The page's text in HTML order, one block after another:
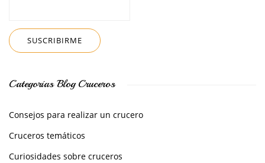
Categorías Blog Cruceros
Consejos para realizar un crucero
Cruceros temáticos
Curiosidades sobre cruceros